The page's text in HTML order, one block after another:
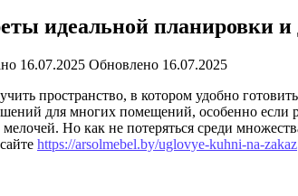
идеальной планировки и
16.07.2025 Обновлено 16.07.2025
пространство, в котором удобно
для многих помещений, особенно если
Но как не потеряться среди
https://arsolmebel.by/uglovye-kuhni-na-zakaz